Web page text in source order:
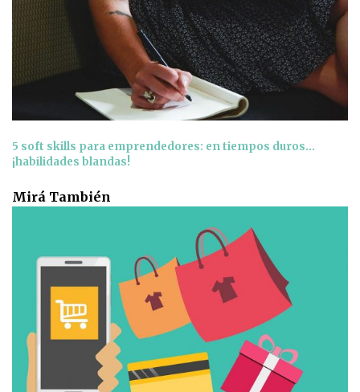
5 soft skills para emprendedores: en tiempos duros…
¡habilidades blandas!
Mirá También